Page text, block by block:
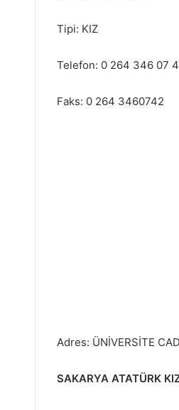
Tipi: KIZ
Telefon: 0 264 346 07
Faks: 0 264 3460742
Adres: ÜNİVERSİTE
SAKARYA ATATÜRK